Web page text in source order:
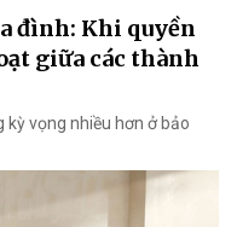
đình: Khi quyền
giữa các thành
kỳ vọng nhiều hơn ở bảo